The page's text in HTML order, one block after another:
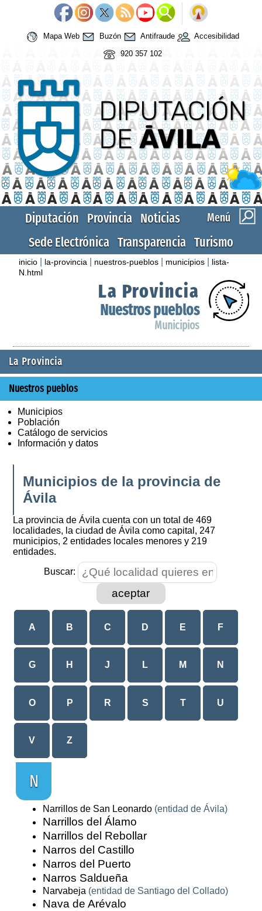
Mapa Web Buzón Antifraude
Accesibilidad
920 357 102
Menú
Diputación Provincia Noticias
Sede Electrónica Transparencia Turismo
inicio la-provincia nuestros-pueblos municipios
lista-
N.html
La Provincia
Nuestros pueblos
Municipios
La Provincia
Nuestros pueblos
Municipios
Población
Catálogo de servicios
Información y datos
Municipios de la provincia de
Ávila
La provincia de Ávila cuenta con un total de 469
localidades, la ciudad de Ávila como capital, 247
municipios, 2 entidades locales menores y 219
entidades.
Buscar:
aceptar
A B C D E F
G H J L M N
O P R S T U
V Z
N
Narrillos de San Leonardo (entidad de Ávila)
Narrillos del Álamo
Narrillos del Rebollar
Narros del Castillo
Narros del Puerto
Narros Saldueña
Narvabeja (entidad de Santiago del Collado)
Nava de Arévalo